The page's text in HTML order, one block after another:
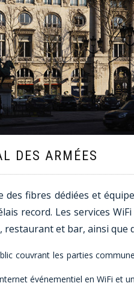
DES ARMÉES
des fibres dédiées et
record. Les services
et bar, ainsi que
couvrant les parties
événementiel en WiFi et